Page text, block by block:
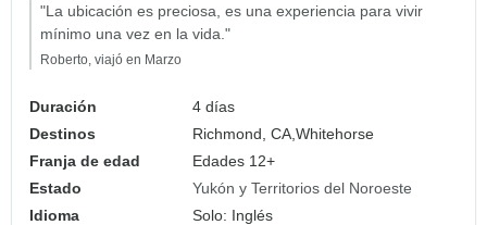
"La ubicación es preciosa, es una experiencia para vivir
mínimo una vez en la vida."
Roberto, viajó en Marzo
Duración
4 días
Destinos
Richmond, CA,Whitehorse
Franja de edad
Edades 12+
Estado
Yukón y Territorios del Noroeste
Idioma
Solo: Inglés